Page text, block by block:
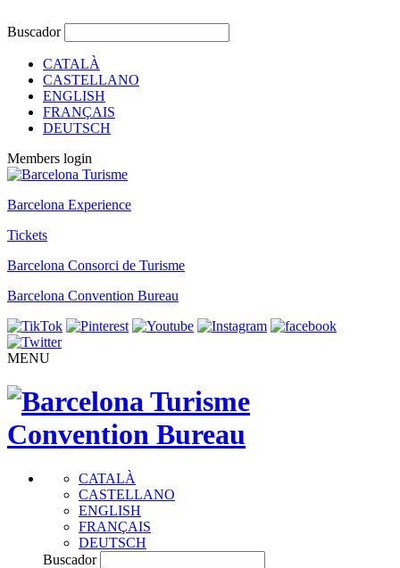
Buscador
CATALÀ
CASTELLANO
ENGLISH
FRANÇAIS
DEUTSCH
Members login
Barcelona Experience
Tickets
Barcelona Consorci de Turisme
Barcelona Convention Bureau
MENU
CATALÀ
CASTELLANO
ENGLISH
FRANÇAIS
DEUTSCH
Buscador